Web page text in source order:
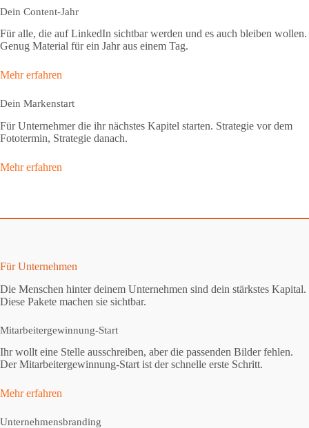
Dein Content-Jahr
Für alle, die auf LinkedIn sichtbar werden und es auch bleiben wollen.
Genug Material für ein Jahr aus einem Tag.
Mehr erfahren
Dein Markenstart
Für Unternehmer die ihr nächstes Kapitel starten. Strategie vor dem
Fototermin, Strategie danach.
Mehr erfahren
Für Unternehmen
Die Menschen hinter deinem Unternehmen sind dein stärkstes Kapital.
Diese Pakete machen sie sichtbar.
Mitarbeitergewinnung-Start
Ihr wollt eine Stelle ausschreiben, aber die passenden Bilder fehlen.
Der Mitarbeitergewinnung-Start ist der schnelle erste Schritt.
Mehr erfahren
Unternehmensbranding